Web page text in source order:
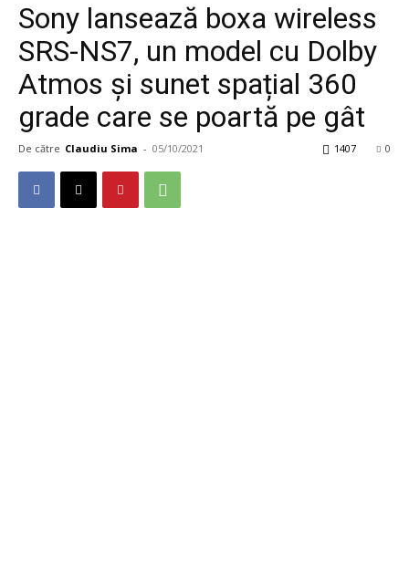
Sony lansează boxa wireless
SRS-NS7, un model cu Dolby
Atmos și sunet spațial 360
grade care se poartă pe gât
De către Claudiu Sima - 05/10/2021 0
1407